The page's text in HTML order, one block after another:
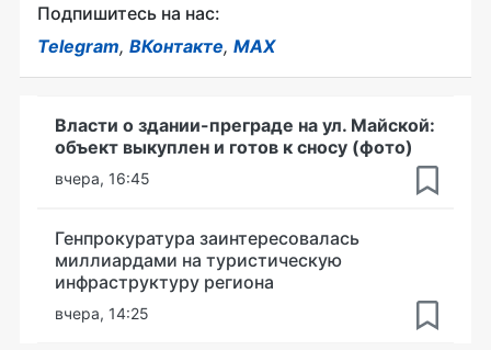
Подпишитесь на нас:
Telegram, ВКонтакте, MAX
Власти о здании-преграде на ул. Майской:
объект выкуплен и готов к сносу (фото)
вчера, 16:45
Генпрокуратура заинтересовалась
миллиардами на туристическую
инфраструктуру региона
вчера, 14:25